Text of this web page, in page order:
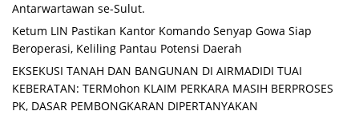
Antarwartawan se-Sulut.
Ketum LIN Pastikan Kantor Komando Senyap Gowa Siap
Beroperasi, Keliling Pantau Potensi Daerah
EKSEKUSI TANAH DAN BANGUNAN DI AIRMADIDI TUAI
KEBERATAN: TERMohon KLAIM PERKARA MASIH BERPROSES
PK, DASAR PEMBONGKARAN DIPERTANYAKAN